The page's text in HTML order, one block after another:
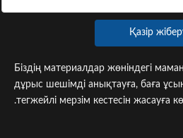
Қазір
Біздің материалдар жөніндегі
дұрыс шешімді анықтауға, баға
тегжейлі мерзім кестесін жасауға